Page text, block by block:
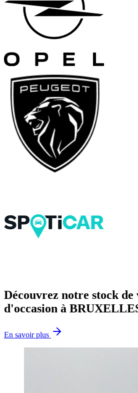
Découvrez notre stock de
d'occasion à
En savoir plus